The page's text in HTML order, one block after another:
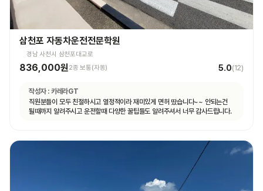
삼천포 자동차운전전문학원
경남 사천시 삼천포대교로
836,000원2종 보통(자동) 5.0(12)
작성자 : 카레라GT
직원분들이 모두 친절하시고 열정적이라 재미있게 면허 땄습니다~~ 안되는건
될때까지 알려주시고 운전할때 다양한 꿀팁들도 알려주셔서 너무 감사드립니다.